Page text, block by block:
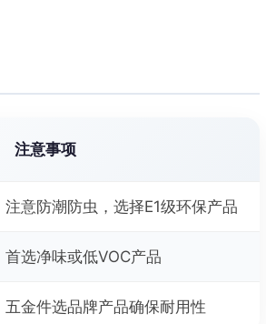
注意事项
注意防潮防虫，选择E1级环保产品
首选净味或低VOC产品
五金件选品牌产品确保耐用性